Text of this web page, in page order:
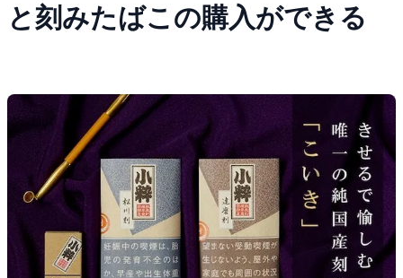
と刻みたばこの購入ができる